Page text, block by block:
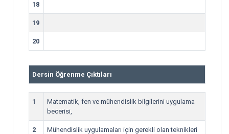
18
19
20
Dersin Öğrenme Çıktıları
1
Matematik, fen ve mühendislik bilgilerini uygulama
becerisi,
2
Mühendislik uygulamaları için gerekli olan teknikleri